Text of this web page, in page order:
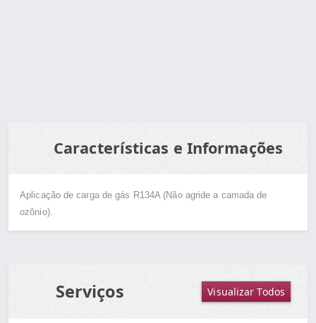
Características e Informações
Aplicação de carga de gás R134A (Não agride a camada de
ozônio).
Serviços Visualizar Todos